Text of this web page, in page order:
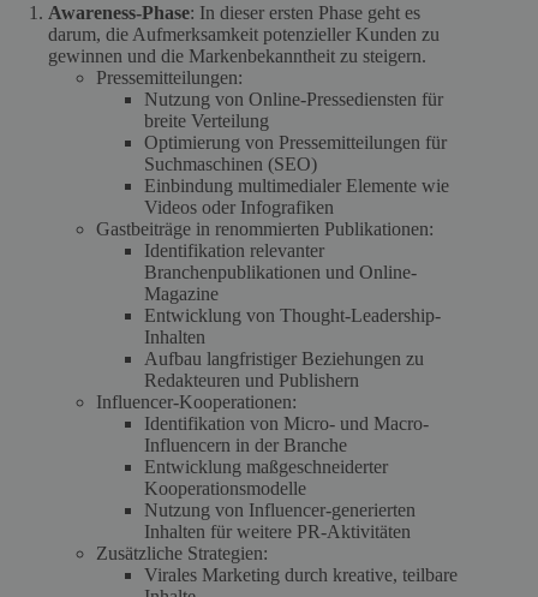
Awareness-Phase: In dieser ersten Phase geht es
darum, die Aufmerksamkeit potenzieller Kunden zu
gewinnen und die Markenbekanntheit zu steigern.
Pressemitteilungen:
Nutzung von Online-Pressediensten für
breite Verteilung
Optimierung von Pressemitteilungen für
Suchmaschinen (SEO)
Einbindung multimedialer Elemente wie
Videos oder Infografiken
Gastbeiträge in renommierten Publikationen:
Identifikation relevanter
Branchenpublikationen und Online-
Magazine
Entwicklung von Thought-Leadership-
Inhalten
Aufbau langfristiger Beziehungen zu
Redakteuren und Publishern
Influencer-Kooperationen:
Identifikation von Micro- und Macro-
Influencern in der Branche
Entwicklung maßgeschneiderter
Kooperationsmodelle
Nutzung von Influencer-generierten
Inhalten für weitere PR-Aktivitäten
Zusätzliche Strategien:
Virales Marketing durch kreative, teilbare